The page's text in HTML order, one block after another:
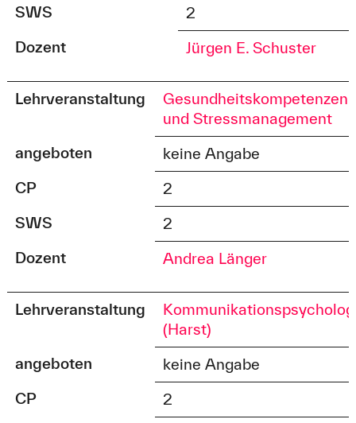
SWS
2
Dozent
Jürgen E. Schuster
Lehrveranstaltung
Gesundheitskompetenzen
und Stressmanagement
angeboten
keine Angabe
CP
2
SWS
2
Dozent
Andrea Länger
Lehrveranstaltung
(Harst)
angeboten
keine Angabe
CP
2